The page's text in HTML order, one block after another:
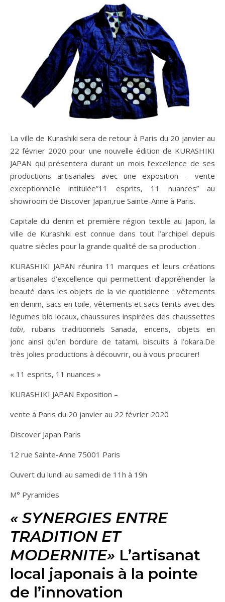
La ville de Kurashiki sera de retour à Paris du 20 janvier au
22 février 2020 pour une nouvelle édition de KURASHIKI
JAPAN qui présentera durant un mois l’excellence de ses
productions artisanales avec une exposition – vente
exceptionnelle intitulée”11 esprits, 11 nuances” au
showroom de Discover Japan,rue Sainte-Anne à Paris.
Capitale du denim et première région textile au Japon, la
ville de Kurashiki est connue dans tout l’archipel depuis
quatre siècles pour la grande qualité de sa production .
KURASHIKI JAPAN réunira 11 marques et leurs créations
artisanales d’excellence qui permettent d’appréhender la
beauté dans les objets de la vie quotidienne : vêtements
en denim, sacs en toile, vêtements et sacs teints avec des
légumes bio locaux, chaussures inspirées des chaussettes
tabi, rubans traditionnels Sanada, encens, objets en
jonc ainsi qu’en bordure de tatami, biscuits à l’okara.De
très jolies productions à découvrir, ou à vous procurer!
« 11 esprits, 11 nuances »
KURASHIKI JAPAN Exposition –
vente à Paris du 20 janvier au 22 février 2020
Discover Japan Paris
12 rue Sainte-Anne 75001 Paris
Ouvert du lundi au samedi de 11h à 19h
M° Pyramides
« SYNERGIES ENTRE
TRADITION ET
MODERNITE» L’artisanat
local japonais à la pointe
de l’innovation